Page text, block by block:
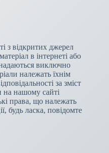
з відкритих джерел
в інтернеті або
надаються виключно
належать їхнім
за зміст
нашому сайті
права, що належать
будь ласка, повідомте